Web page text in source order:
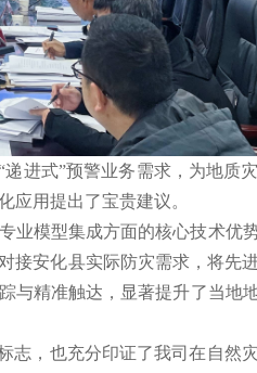
进式”预警业务需求，为地质
应用提出了宝贵建议。
业模型集成方面的核心技术优
接安化县实际防灾需求，将先
与精准触达，显著提升了当地
志，也充分印证了我司在自然